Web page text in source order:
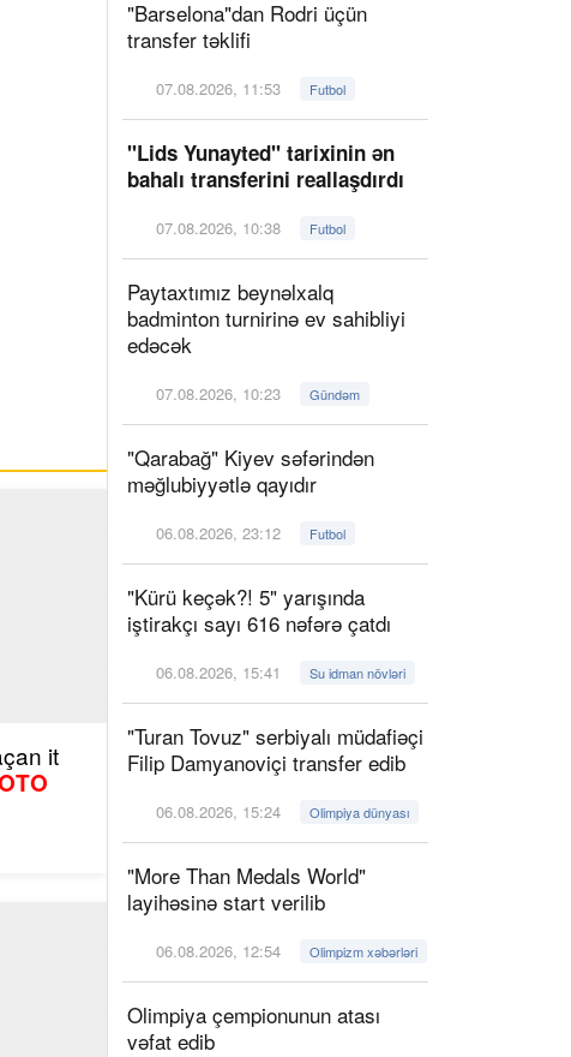
it
"Barselona"dan Rodri üçün
transfer təklifi
07.08.2026, 11:53 Futbol
"Lids Yunayted" tarixinin ən
bahalı transferini reallaşdırdı
07.08.2026, 10:38 Futbol
Paytaxtımız beynəlxalq
badminton turnirinə ev sahibliyi
edəcək
07.08.2026, 10:23 Gündəm
"Qarabağ" Kiyev səfərindən
məğlubiyyətlə qayıdır
06.08.2026, 23:12 Futbol
"Kürü keçək?! 5" yarışında
iştirakçı sayı 616 nəfərə çatdı
06.08.2026, 15:41 Su idman növləri
"Turan Tovuz" serbiyalı müdafiəçi
Filip Damyanoviçi transfer edib
06.08.2026, 15:24 Olimpiya dünyası
"More Than Medals World"
layihəsinə start verilib
06.08.2026, 12:54 Olimpizm xəbərləri
Olimpiya çempionunun atası
vəfat edib